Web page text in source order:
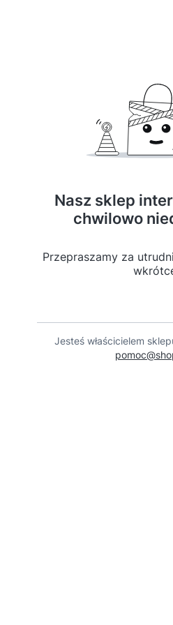
Nasz sklep
chwilowo
Przepraszamy za
Jesteś właścicielem